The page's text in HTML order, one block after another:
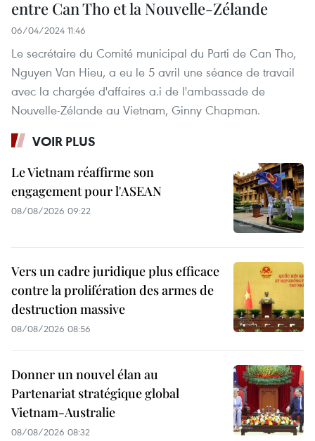
entre Can Tho et la Nouvelle-Zélande
06/04/2024 11:46
Le secrétaire du Comité municipal du Parti de Can Tho,
Nguyen Van Hieu, a eu le 5 avril une séance de travail
avec la chargée d'affaires a.i de l'ambassade de
Nouvelle-Zélande au Vietnam, Ginny Chapman.
VOIR PLUS
Le Vietnam réaffirme son
engagement pour l'ASEAN
08/08/2026 09:22
Vers un cadre juridique plus efficace
contre la prolifération des armes de
destruction massive
08/08/2026 08:56
Donner un nouvel élan au
Partenariat stratégique global
Vietnam-Australie
08/08/2026 08:32